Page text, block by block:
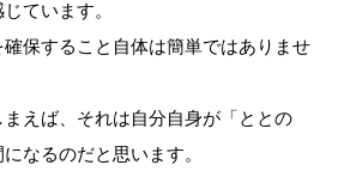
ています。
保すること自体は簡単ではありませ
えば、それは自分自身が「ととの
なるのだと思います。